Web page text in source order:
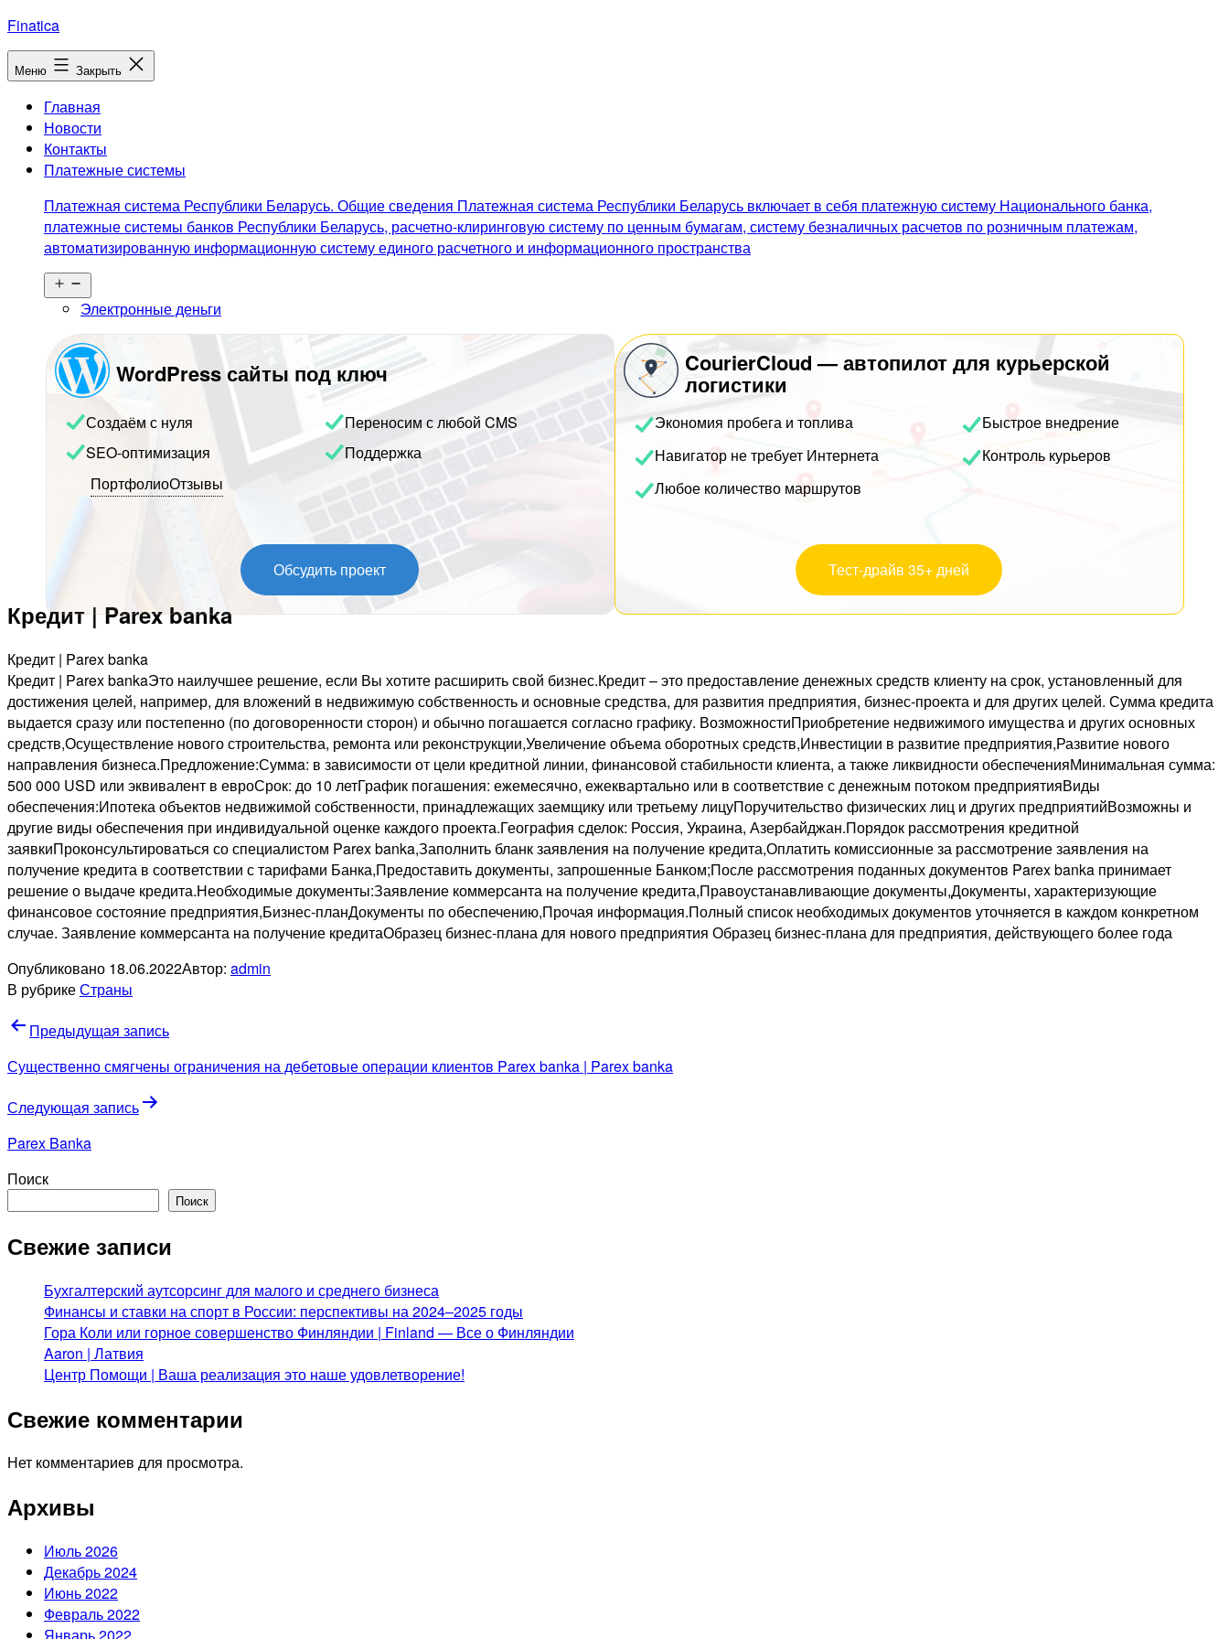
Перейти
к
содержимому
Finatica
Меню Закрыть
Главная
Новости
Контакты
Платежные системы
Платежная система Республики Беларусь. Общие сведения Платежная система Республики Беларусь включает в себя платежную систему Национального банка,
платежные системы банков Республики Беларусь, расчетно-клиринговую систему по ценным бумагам, систему безналичных расчетов по розничным платежам,
автоматизированную информационную систему единого расчетного и информационного пространства
меню
Электронные деньги
WordPress сайты под ключ
Создаём с нуля
Переносим с любой CMS
SEO-оптимизация
Поддержка
ПортфолиоОтзывы
Обсудить проект
CourierCloud — автопилот для курьерской
логистики
Экономия пробега и топлива
Быстрое внедрение
Навигатор не требует Интернета
Контроль курьеров
Любое количество маршрутов
Тест-драйв 35+ дней
Кредит | Parex banka
Кредит | Parex banka
Кредит | Parex bankaЭто наилучшее решение, если Вы хотите расширить свой бизнес.Кредит – это предоставление денежных средств клиенту на срок, установленный для
достижения целей, например, для вложений в недвижимую собственность и основные средства, для развития предприятия, бизнес-проекта и для других целей. Сумма кредита
выдается сразу или постепенно (по договоренности сторон) и обычно погашается согласно графику. ВозможностиПриобретение недвижимого имущества и других основных
средств,Осуществление нового строительства, ремонта или реконструкции,Увеличение объема оборотных средств,Инвестиции в развитие предприятия,Развитие нового
направления бизнеса.Предложение:Суммa: в зависимости от цели кредитной линии, финансовой стабильности клиента, а также ликвидности обеспеченияМинимальная сумма:
500 000 USD или эквивалент в евроСрок: до 10 летГрафик погашения: ежемесячно, ежеквартально или в соответствие с денежным потоком предприятияВиды
обеспечения:Ипотека объектов недвижимой собственности, принадлежащих заемщику или третьему лицуПоручительство физических лиц и других предприятийВозможны и
другие виды обеспечения при индивидуальной оценке каждого проекта.География сделок: Россия, Украина, Азербайджан.Порядок рассмотрения кредитной
заявкиПроконсультироваться со специалистом Parex banka,Заполнить бланк заявления на получение кредита,Оплатить комиссионные за рассмотрение заявления на
получение кредита в соответствии с тарифами Банка,Предоставить документы, запрошенные Банком;После рассмотрения поданных документов Parex banka принимает
решение о выдаче кредита.Необходимые документы:Заявление коммерсанта на получение кредита,Правоустанавливающие документы,Документы, характеризующие
финансовое состояние предприятия,Бизнес-планДокументы по обеспечению,Прочая информация.Полный список необходимых документов уточняется в каждом конкретном
случае. Заявление коммерсанта на получение кредитаОбразец бизнес-плана для нового предприятия Образец бизнес-плана для предприятия, действующего более года
Опубликовано 18.06.2022Автор: admin
В рубрикеСтраны
Навигация
по
Предыдущая запись
Существенно смягчены ограничения на дебетовые операции клиентов Parex banka | Parex banka
Следующая запись
Parex Banka
Поиск
Поиск
Свежие записи
Бухгалтерский аутсорсинг для малого и среднего бизнеса
Финансы и ставки на спорт в России: перспективы на 2024–2025 годы
Гора Коли или горное совершенство Финляндии | Finland — Все о Финляндии
Aaron | Латвия
Центр Помощи | Ваша реализация это наше удовлетворение!
Свежие комментарии
Нет комментариев для просмотра.
Архивы
Июль 2026
Декабрь 2024
Июнь 2022
Февраль 2022